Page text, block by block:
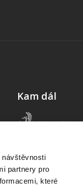
partnery pro
které
Kam dál